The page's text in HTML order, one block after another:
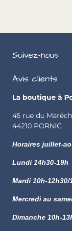
Suivez-nous
Avis clients
La boutique à
45 rue du
44210 PORNIC
Horaires juillet-
Lundi 14h30-19h
Mardi 10h-12h30/
Mercredi au
Dimanche 10h-